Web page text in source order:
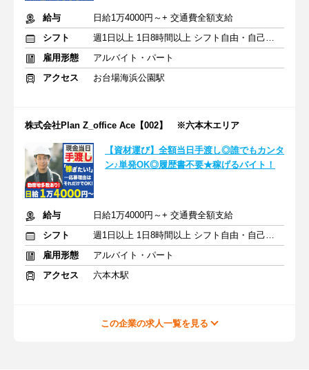
給与
日給1万4000円～+ 交通費全額支給
シフト
週1日以上 1日8時間以上 シフト自由・自己申告
雇用形態
アルバイト・パート
アクセス
お台場海浜公園駅
株式会社Plan Z_office Ace【002】 ※六本木エリア
【資材運び】全額当日手渡し◎誰でもカンタ
ン♪単発OK◎履歴書不要★稼げるバイト！
給与
日給1万4000円～+ 交通費全額支給
シフト
週1日以上 1日8時間以上 シフト自由・自己申告
雇用形態
アルバイト・パート
アクセス
六本木駅
この企業の求人一覧を見る